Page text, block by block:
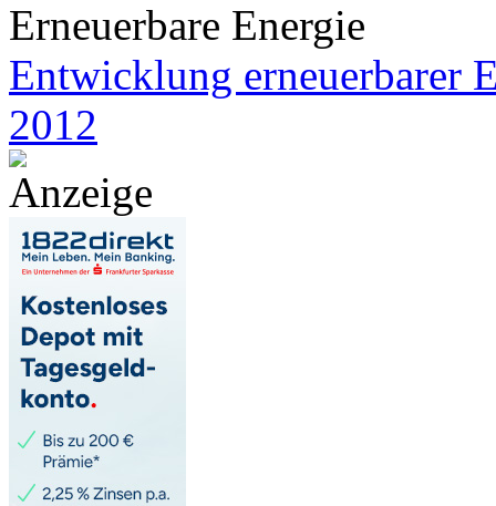
Erneuerbare Energie
Entwicklung erneuerbarer
2012
Anzeige